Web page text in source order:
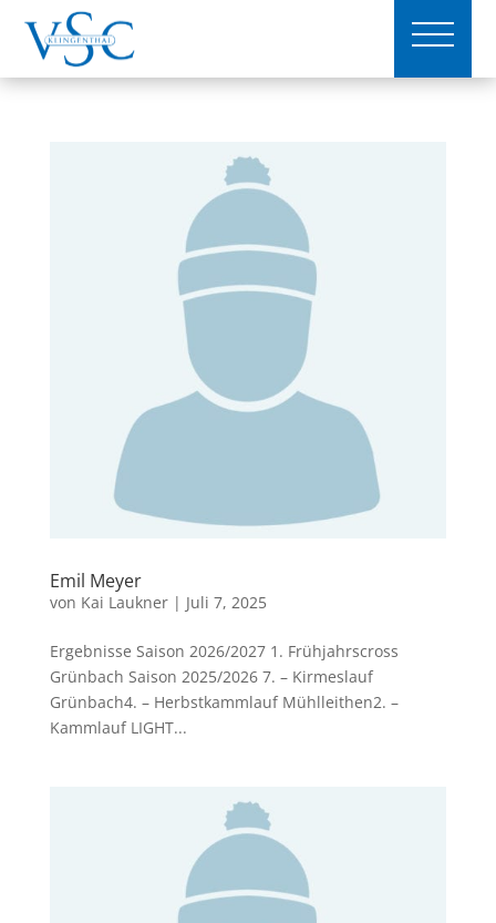
Emil Meyer
von Kai Laukner| Juli 7, 2025
Ergebnisse Saison 2026/2027 1. Frühjahrscross
Grünbach Saison 2025/2026 7. – Kirmeslauf
Grünbach4. – Herbstkammlauf Mühlleithen2. –
Kammlauf LIGHT...